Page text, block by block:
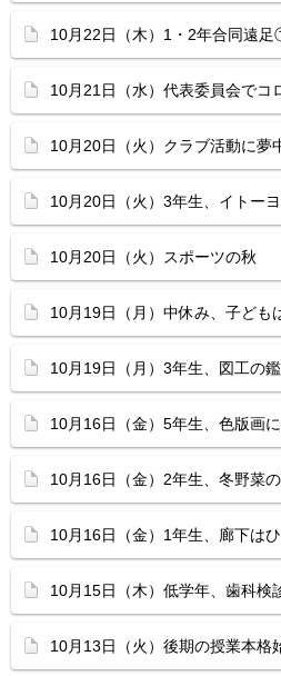
10月22日（木）1・2年合同遠
10月21日（水）代表委員会でコ
10月20日（火）クラブ活動に夢
10月20日（火）3年生、イトー
10月20日（火）スポーツの秋
10月19日（月）中休み、子ども
10月19日（月）3年生、図工の
10月16日（金）5年生、色版画に
10月16日（金）2年生、冬野菜
10月16日（金）1年生、廊下は
10月15日（木）低学年、歯科検
10月13日（火）後期の授業本格